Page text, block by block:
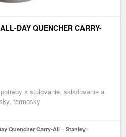
DAY QUENCHER CARRY-
a stolovanie, skladovanie a
termosky
Quencher Carry-All – Stanley